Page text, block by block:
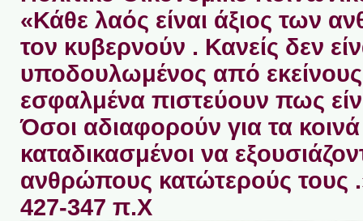
«Κάθε λαός είναι άξιος των
τον κυβερνούν . Κανείς δεν
υποδουλωμένος από
εσφαλμένα πιστεύουν πως
Όσοι αδιαφορούν για τα κοινά
καταδικασμένοι να
ανθρώπους κατώτερούς τους
427-347 π.Χ